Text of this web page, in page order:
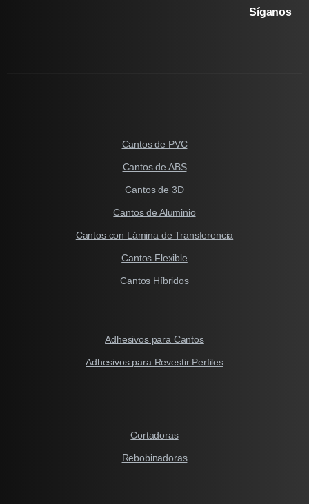
Síganos
Cantos de PVC
Cantos de ABS
Cantos de 3D
Cantos de Aluminio
Cantos con Lámina de Transferencia
Cantos Flexible
Cantos Híbridos
Adhesivos para Cantos
Adhesivos para Revestir Perfiles
Cortadoras
Rebobinadoras